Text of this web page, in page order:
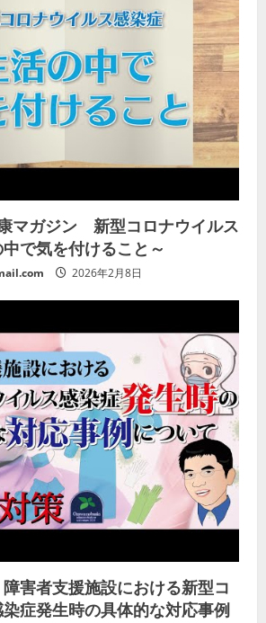
康マガジン 新型コロナウイルス
で気を付けること～
2026年2月8日
障害者支援施設における新型コ
症発生時の具体的な対応事例